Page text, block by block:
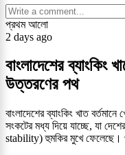
প্রথম আলো
2 days ago
বাংলাদেশের ব্যাংকিং
উত্তরণের পথ
বাংলাদেশের ব্যাংকিং খাত
সংকটের মধ্য দিয়ে যাচ্ছে, যা
stability) হুমকির মুখে ফেলেছে।